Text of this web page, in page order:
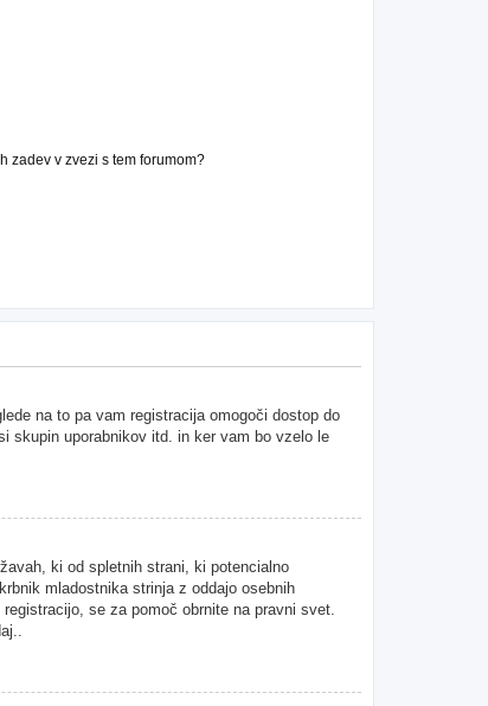
zadev v zvezi s tem forumom?
na to pa vam registracija omogoči dostop do
skupin uporabnikov itd. in ker vam bo vzelo le
ki od spletnih strani, ki potencialno
mladostnika strinja z oddajo osebnih
se za pomoč obrnite na pravni svet.